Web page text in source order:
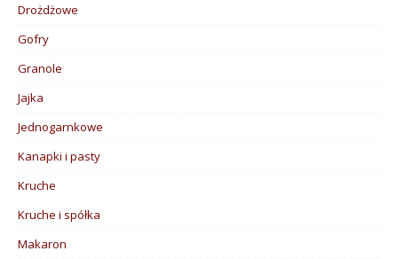
Drożdżowe
Gofry
Granole
Jajka
Jednogarnkowe
Kanapki i pasty
Kruche
Kruche i spółka
Makaron